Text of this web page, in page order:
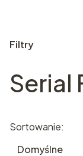
Filtry
Koniec filtrów
Serial
Lista
Sortowanie:
Domyślne